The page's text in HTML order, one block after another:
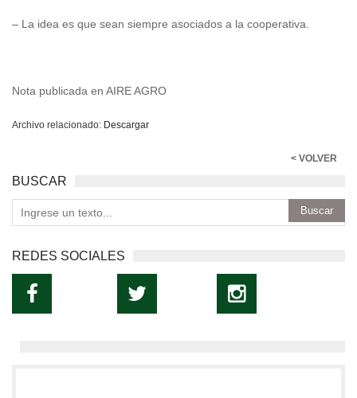
– La idea es que sean siempre asociados a la cooperativa.
Nota publicada en AIRE AGRO
Archivo relacionado: Descargar
< VOLVER
BUSCAR
REDES SOCIALES